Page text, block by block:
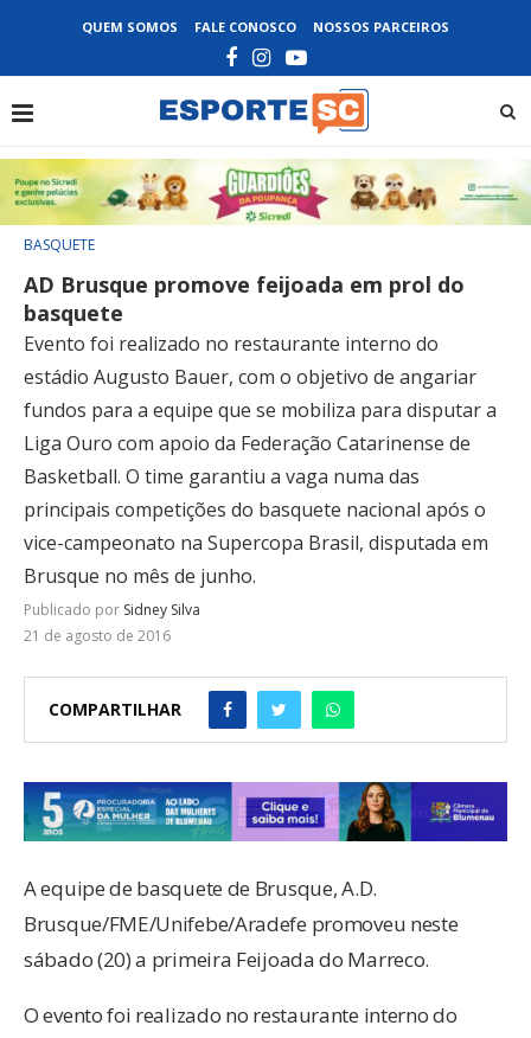
QUEM SOMOS FALE CONOSCO NOSSOS PARCEIROS
BASQUETE
AD Brusque promove feijoada em prol do
basquete
Evento foi realizado no restaurante interno do
estádio Augusto Bauer, com o objetivo de angariar
fundos para a equipe que se mobiliza para disputar a
Liga Ouro com apoio da Federação Catarinense de
Basketball. O time garantiu a vaga numa das
principais competições do basquete nacional após o
vice-campeonato na Supercopa Brasil, disputada em
Brusque no mês de junho.
Publicado por Sidney Silva
21 de agosto de 2016
COMPARTILHAR
A equipe de basquete de Brusque, A.D.
Brusque/FME/Unifebe/Aradefe promoveu neste
sábado (20) a primeira Feijoada do Marreco.
O evento foi realizado no restaurante interno do